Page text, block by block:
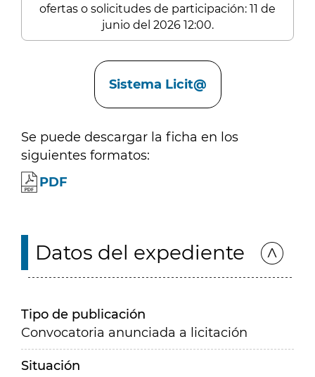
ofertas o solicitudes de participación: 11 de
junio del 2026 12:00.
Sistema Licit@
Se puede descargar la ficha en los
siguientes formatos:
PDF
Datos del expediente
Tipo de publicación
Convocatoria anunciada a licitación
Situación